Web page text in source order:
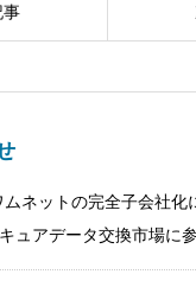
事
ネットの完全子会社化
ュアデータ交換市場に